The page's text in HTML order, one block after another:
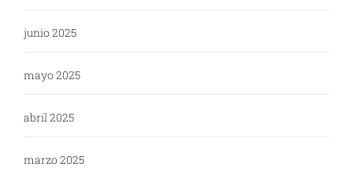
junio 2025
mayo 2025
abril 2025
marzo 2025